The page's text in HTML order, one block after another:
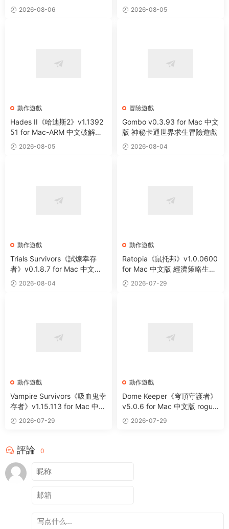
解版 開放世界生存制作遊戲
2026-08-06
人稱末日射擊角色扮演遊戲
2026-08-05
動作遊戲
Hades II《哈迪斯2》v1.1392
51 for Mac-ARM 中文破解版
全新地下城類動作冒險遊戲
2026-08-05
冒險遊戲
Gombo v0.3.93 for Mac 中文
版 神秘卡通世界求生冒險遊戲
2026-08-04
動作遊戲
Trials Survivors《試煉幸存
者》v0.1.8.7 for Mac 中文版
肉鴿動作生存類遊戲
2026-08-04
動作遊戲
Ratopia《鼠托邦》v1.0.0600
for Mac 中文版 經濟策略生存
沙盒城市建設模拟遊戲
2026-07-29
動作遊戲
Vampire Survivors《吸血鬼幸
存者》v1.15.113 for Mac 中文
版 像素風動作冒險遊戲
2026-07-29
動作遊戲
Dome Keeper《穹頂守護者》
v5.0.6 for Mac 中文版 roguel
ike采礦休閑動作遊戲
2026-07-29
評論 0